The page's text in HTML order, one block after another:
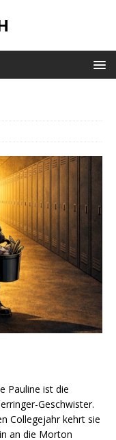
Pauline ist die
Geschwister.
Collegejahr kehrt sie
an die Morton